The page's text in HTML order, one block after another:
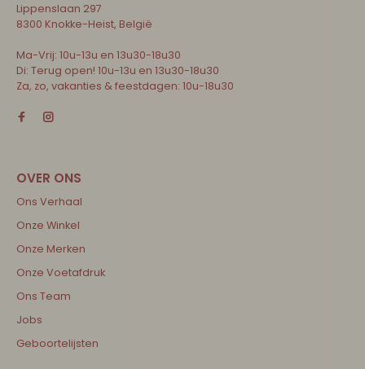
Lippenslaan 297
8300 Knokke-Heist, België
Ma-Vrij: 10u-13u en 13u30-18u30
Di: Terug open! 10u-13u en 13u30-18u30
Za, zo, vakanties & feestdagen: 10u-18u30
Ons Verhaal
Onze Winkel
Onze Merken
Onze Voetafdruk
Ons Team
Jobs
Geboortelijsten